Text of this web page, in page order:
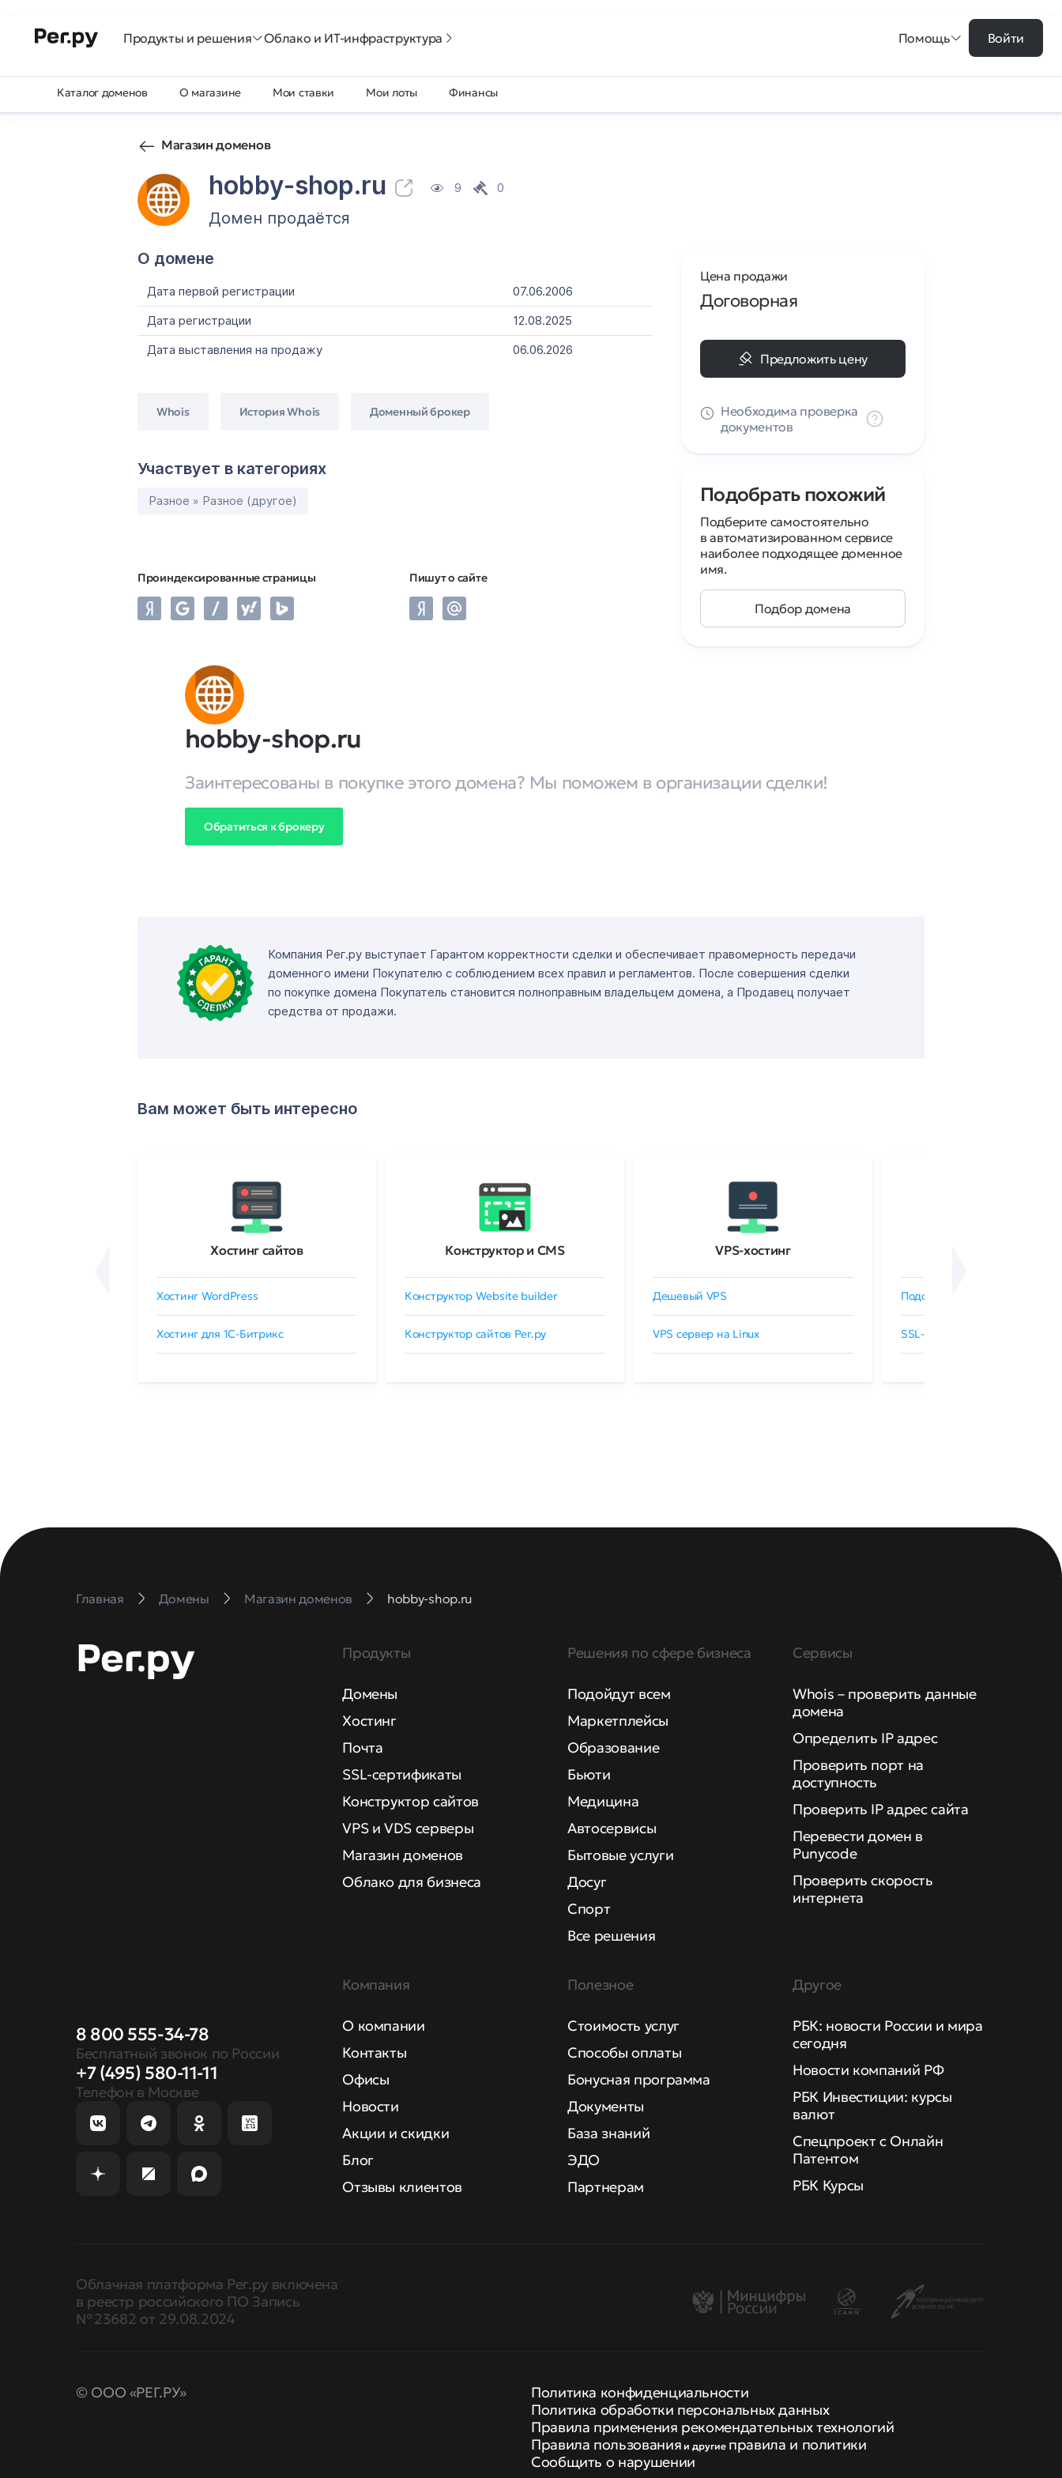
Продукты и решения Облако и ИТ-инфраструктура Помощь Войти
Каталог доменов О магазине Мои ставки Мои лоты Финансы
Магазин доменов
hobby-shop.ru 9 0
Домен продаётся
О домене
Дата первой регистрации
07.06.2006
Дата регистрации
12.08.2025
Дата выставления на продажу
06.06.2026
Whois История Whois Доменный брокер
Участвует в категориях
Разное » Разное (другое)
Проиндексированные страницы Пишут о сайте
Цена продажи
Договорная
Предложить цену
Необходима проверка
документов
Подобрать похожий
Подберите самостоятельно
в автоматизированном сервисе
наиболее подходящее доменное
имя.
Подбор домена
hobby-shop.ru
Заинтересованы в покупке этого домена? Мы поможем в организации сделки!
Обратиться к брокеру
Компания Рег.ру выступает Гарантом корректности сделки и обеспечивает правомерность передачи
доменного имени Покупателю с соблюдением всех правил и регламентов. После совершения сделки
по покупке домена Покупатель становится полноправным владельцем домена, а Продавец получает
средства от продажи.
Вам может быть интересно
Хостинг сайтов
Хостинг WordPress
Хостинг для 1C-Битрикс
Конструктор и CMS
Конструктор Website builder
Конструктор сайтов Рег.ру
VPS-хостинг
Дешевый VPS
VPS сервер на Linux
Подобрать SSL-сертификат
SSL-сертификаты GlobalSign
Главная Домены Магазин доменов hobby-shop.ru
8 800 555-34-78
Бесплатный звонок по России
+7 (495) 580-11-11
Телефон в Москве
Продукты
Домены
Хостинг
Почта
SSL-сертификаты
Конструктор сайтов
VPS и VDS серверы
Магазин доменов
Облако для бизнеса
Решения по сфере бизнеса
Подойдут всем
Маркетплейсы
Образование
Бьюти
Медицина
Автосервисы
Бытовые услуги
Досуг
Спорт
Все решения
Сервисы
Whois – проверить данные
домена
Определить IP адрес
Проверить порт на
доступность
Проверить IP адрес сайта
Перевести домен в
Punycode
Проверить скорость
интернета
Компания
О компании
Контакты
Офисы
Новости
Акции и скидки
Блог
Отзывы клиентов
Полезное
Стоимость услуг
Способы оплаты
Бонусная программа
Документы
База знаний
ЭДО
Партнерам
Другое
РБК: новости России и мира
сегодня
Новости компаний РФ
РБК Инвестиции: курсы
валют
Спецпроект с Онлайн
Патентом
РБК Курсы
Облачная платформа Рег.ру включена
в реестр российского ПО Запись
№ 23682 от 29.08.2024
© ООО «РЕГ.РУ»
Политика конфиденциальности
Политика обработки персональных данных
Правила применения рекомендательных технологий
Правила пользования и другие правила и политики
Сообщить о нарушении